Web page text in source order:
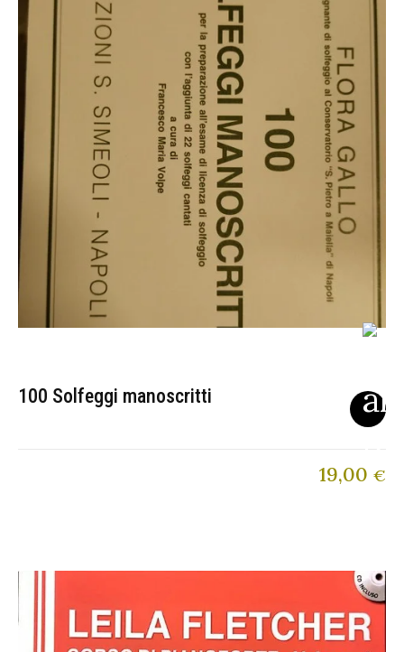
100 Solfeggi manoscritti
19,00 €